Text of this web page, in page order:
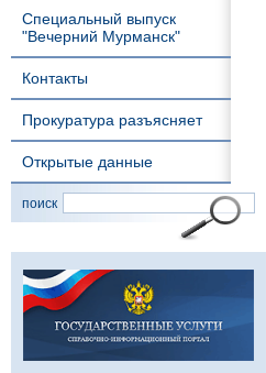
Специальный выпуск
"Вечерний Мурманск"
Контакты
Прокуратура разъясняет
Открытые данные
поиск